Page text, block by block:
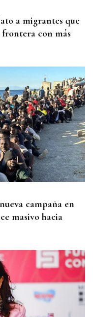
a migrantes que
con más
campaña en
masivo hacia